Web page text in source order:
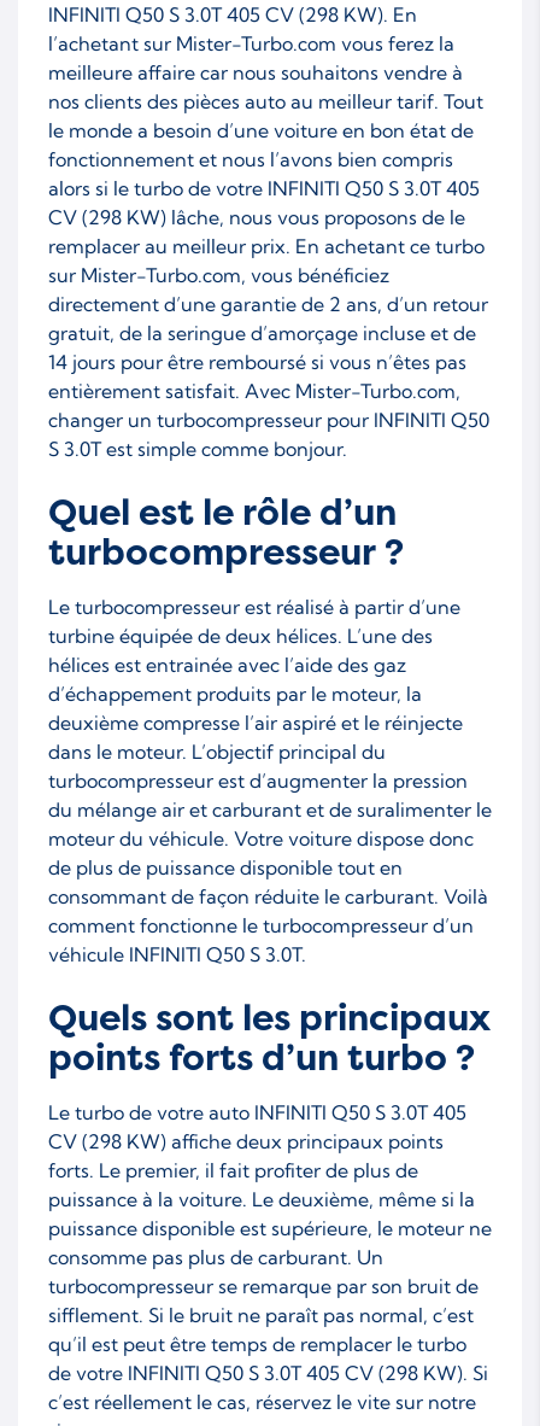
INFINITI Q50 S 3.0T 405 CV (298 KW). En
l’achetant sur Mister-Turbo.com vous ferez la
meilleure affaire car nous souhaitons vendre à
nos clients des pièces auto au meilleur tarif. Tout
le monde a besoin d’une voiture en bon état de
fonctionnement et nous l’avons bien compris
alors si le turbo de votre INFINITI Q50 S 3.0T 405
CV (298 KW) lâche, nous vous proposons de le
remplacer au meilleur prix. En achetant ce turbo
sur Mister-Turbo.com, vous bénéficiez
directement d’une garantie de 2 ans, d’un retour
gratuit, de la seringue d’amorçage incluse et de
14 jours pour être remboursé si vous n’êtes pas
entièrement satisfait. Avec Mister-Turbo.com,
changer un turbocompresseur pour INFINITI Q50
S 3.0T est simple comme bonjour.
Quel est le rôle d’un
turbocompresseur ?
Le turbocompresseur est réalisé à partir d’une
turbine équipée de deux hélices. L’une des
hélices est entrainée avec l’aide des gaz
d’échappement produits par le moteur, la
deuxième compresse l’air aspiré et le réinjecte
dans le moteur. L’objectif principal du
turbocompresseur est d’augmenter la pression
du mélange air et carburant et de suralimenter le
moteur du véhicule. Votre voiture dispose donc
de plus de puissance disponible tout en
consommant de façon réduite le carburant. Voilà
comment fonctionne le turbocompresseur d’un
véhicule INFINITI Q50 S 3.0T.
Quels sont les principaux
points forts d’un turbo ?
Le turbo de votre auto INFINITI Q50 S 3.0T 405
CV (298 KW) affiche deux principaux points
forts. Le premier, il fait profiter de plus de
puissance à la voiture. Le deuxième, même si la
puissance disponible est supérieure, le moteur ne
consomme pas plus de carburant. Un
turbocompresseur se remarque par son bruit de
sifflement. Si le bruit ne paraît pas normal, c’est
qu’il est peut être temps de remplacer le turbo
de votre INFINITI Q50 S 3.0T 405 CV (298 KW). Si
c’est réellement le cas, réservez le vite sur notre